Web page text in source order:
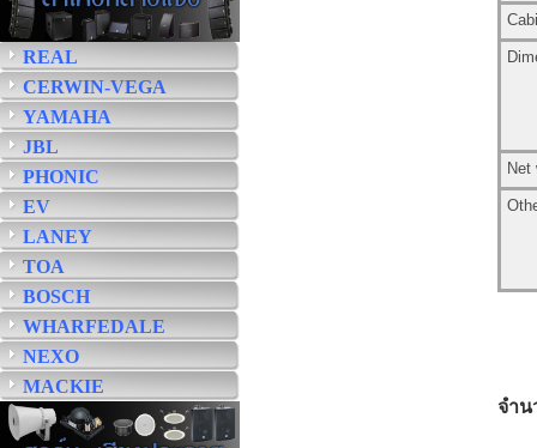
REAL
CERWIN-VEGA
YAMAHA
JBL
PHONIC
EV
LANEY
TOA
BOSCH
WHARFEDALE
NEXO
MACKIE
Net
จำน